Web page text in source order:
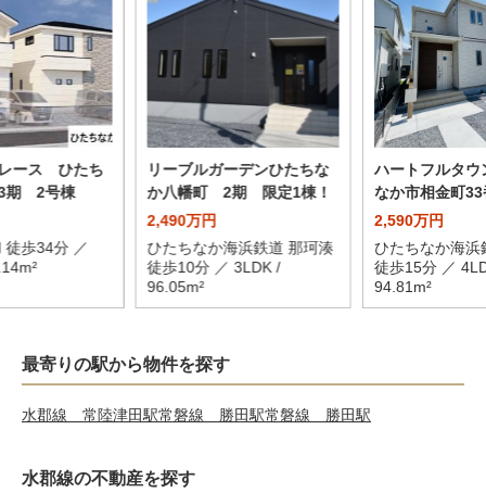
ース ひたち
期 2号棟
徒歩34分 ／
リーブルガーデンひたちな
か八幡町 2期 限定1棟！
2,490万円
ひたちなか海浜鉄道 那珂湊
徒歩10分 ／ 3LDK /
96.05m²
ハートフルタ
なか市相金町
2,590万円
ひたちなか海浜
徒歩15分 ／
94.81m²
最寄りの駅から物件を探す
水郡線 常陸津田駅常磐線 勝田駅常磐線 勝田駅
水郡線の不動産を探す